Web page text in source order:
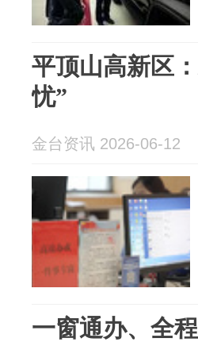
平顶山高新区
忧”
金台资讯 2026-06-12
一窗通办、全